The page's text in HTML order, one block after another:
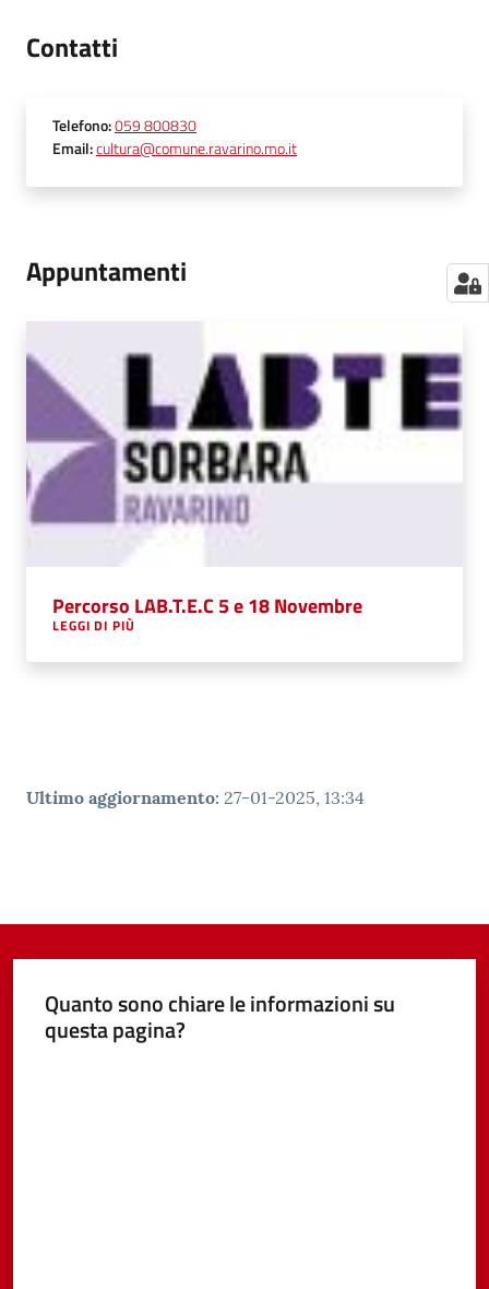
Contatti
Telefono:059 800830
Email:cultura@comune.ravarino.mo.it
Appuntamenti
Percorso LAB.T.E.C 5 e 18 Novembre
LEGGI DI PIÙ
Ultimo aggiornamento: 27-01-2025, 13:34
Quanto sono chiare le informazioni su
questa pagina?